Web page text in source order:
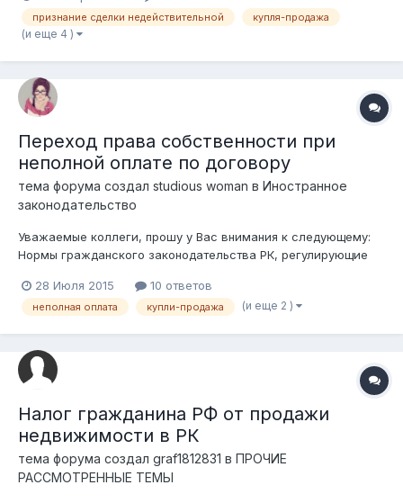
лицу. Покупатель не обратил на это внимания, покупал через
агенство нед...
признание сделки недействительной купля-продажа
(и еще 4 )
Переход права собственности при
неполной оплате по договору
тема форума создал studious woman в Иностранное
законодательство
Уважаемые коллеги, прошу у Вас внимания к следующему:
Нормы гражданского законодательства РК, регулирующие
позволяют приобрести имущество в рассрочку, согласно
графика платежей, при этом договором может быть
28 Июля 2015 10 ответов
неполная оплата купли-продажа (и еще 2 )
Налог гражданина РФ от продажи
недвижимости в РК
тема форума создал graf1812831 в ПРОЧИЕ
РАССМОТРЕННЫЕ ТЕМЫ